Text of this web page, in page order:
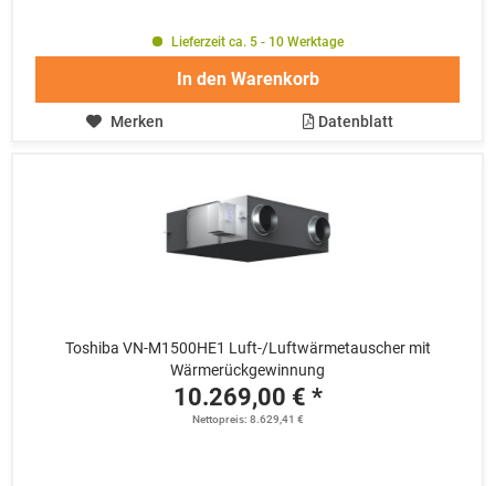
Lieferzeit ca. 5 - 10 Werktage
In den Warenkorb
Merken Datenblatt
Toshiba VN-M1500HE1 Luft-/Luftwärmetauscher mit
Wärmerückgewinnung
10.269,00 € *
Nettopreis: 8.629,41 €